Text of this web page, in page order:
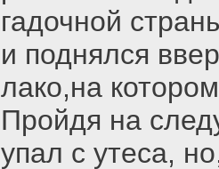
гадочной
и поднялся
лако,на
Пройдя на
упал с утеса,